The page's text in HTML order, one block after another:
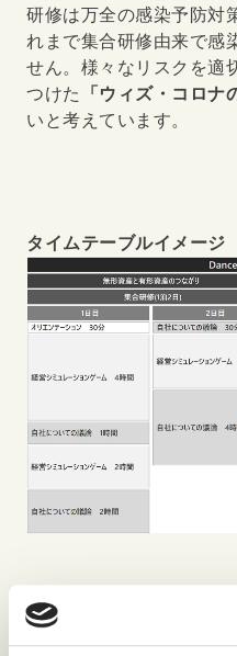
研修は万全の感染予防対
れまで集合研修由来で感
せん。様々なリスクを適
つけた 「ウィズ・コロナ
いと考えています。
タイムテーブルイメージ
※1 「企業価値報告書 ～